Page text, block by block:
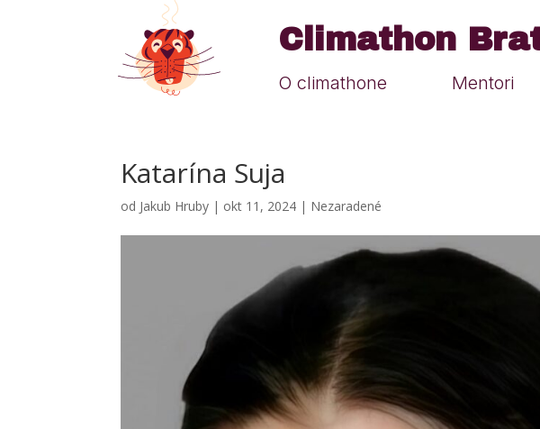
Climathon
O climathone Mentori
Katarína Suja
od Jakub Hruby | okt 11, 2024 | Nezaradené